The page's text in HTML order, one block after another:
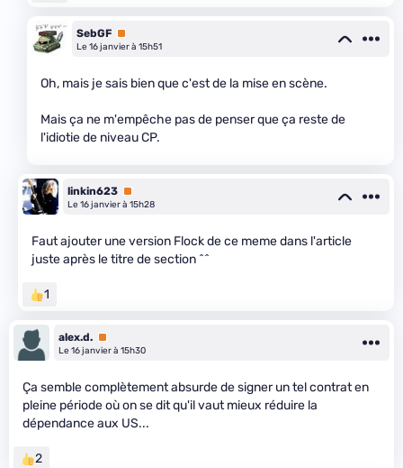
SebGF Premium
Le 16 janvier à 15h51
Oh, mais je sais bien que c'est de la mise en scène.
Mais ça ne m'empêche pas de penser que ça reste de
l'idiotie de niveau CP.
linkin623 Premium
Le 16 janvier à 15h28
Faut ajouter une version Flock de ce meme dans l'article
juste après le titre de section ^^
1
alex.d. Premium
Le 16 janvier à 15h30
Ça semble complètement absurde de signer un tel contrat en
pleine période où on se dit qu'il vaut mieux réduire la
dépendance aux US...
2